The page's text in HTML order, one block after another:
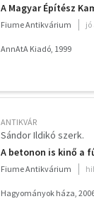
A Magyar Építész
Fiume Antikvárium
AnnAtA Kiadó, 1999
ANTIKVÁR
Sándor Ildikó szerk.
A betonon is kinő a
Fiume Antikvárium
Hagyományok háza,